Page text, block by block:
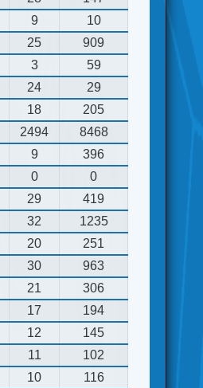
9
10
25
909
3
59
24
29
18
205
2494
8468
9
396
0
0
29
419
32
1235
20
251
30
963
21
306
17
194
12
145
11
102
10
116